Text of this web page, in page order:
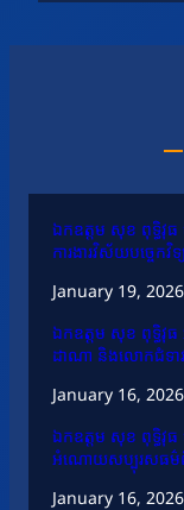
ឯកឧត្តម សុខ ពុទ្ធិវុធ
ការងារវិស័យបច្ចេ
January 19, 2026
ឯកឧត្តម សុខ ពុទ្ធិវុ
ដាណា និងលោកជំទាវ
January 16, 2026
ឯកឧត្តម សុខ ពុទ្ធិ
អំណោយសប្បុរសធម៌ពី
January 16, 2026